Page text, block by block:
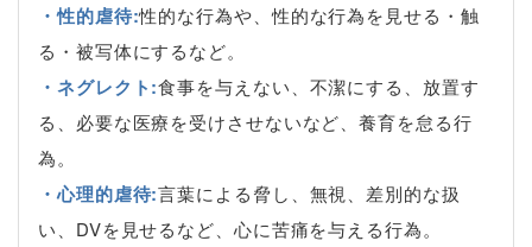
・性的虐待:性的な行為や、性的な行為を見せる・触
る・被写体にするなど。
・ネグレクト:食事を与えない、不潔にする、放置す
る、必要な医療を受けさせないなど、養育を怠る行
為。
・心理的虐待:言葉による脅し、無視、差別的な扱
い、DVを見せるなど、心に苦痛を与える行為。